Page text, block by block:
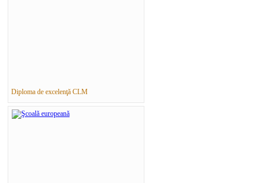
Diploma de excelenţă CLM